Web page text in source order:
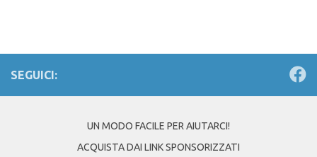
SEGUICI:
UN MODO FACILE PER AIUTARCI!
ACQUISTA DAI LINK SPONSORIZZATI